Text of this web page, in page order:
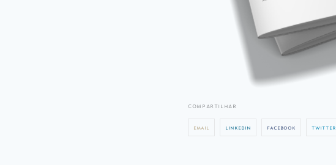
compartilhar
email linkedin facebook twitter